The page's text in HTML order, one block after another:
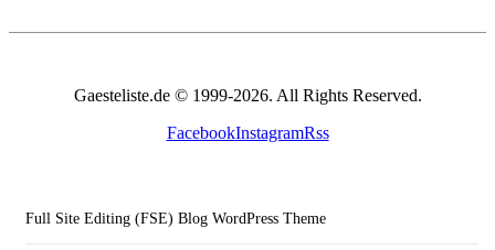
Gaesteliste.de © 1999-2026. All Rights Reserved.
FacebookInstagramRss
Full Site Editing (FSE) Blog WordPress Theme